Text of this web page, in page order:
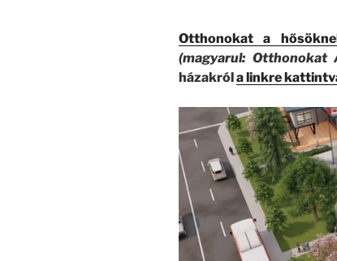
Otthonokat a
(magyarul: Otthonokat
házakróla linkre